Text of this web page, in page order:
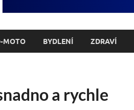
MOTO BYDLENÍ ZDRAVÍ
a rychle